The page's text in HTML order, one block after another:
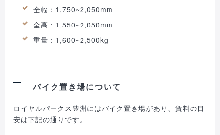
全幅：1,750~2,050mm
全高：1,550~2,050mm
重量：1,600~2,500kg
バイク置き場について
ロイヤルパークス豊洲にはバイク置き場があり、賃料の目
安は下記の通りです。